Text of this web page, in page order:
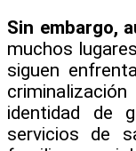
Sin embargo,
muchos
siguen
identidad de
servicios de